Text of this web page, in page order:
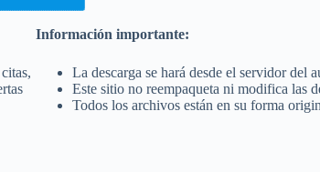
Información importante:
La descarga se hará desde el servidor del
Este sitio no reempaqueta ni modifica las
Todos los archivos están en su forma